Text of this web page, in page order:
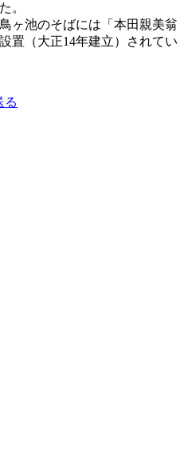
。
ヶ池のそばには「本田親美翁
置（大正14年建立）されてい